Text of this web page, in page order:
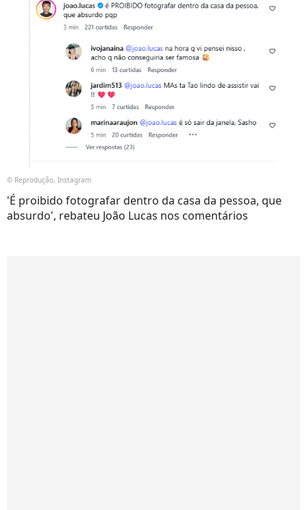
© Reprodução, Instagram
'É proibido fotografar dentro da casa da pessoa, que
absurdo', rebateu João Lucas nos comentários